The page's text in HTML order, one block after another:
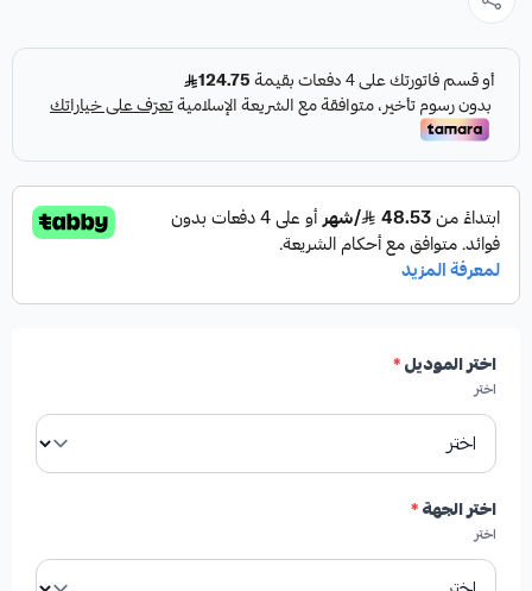
مميزات المنتج:
✓من شركة HIGHROAD AUTO PARTS
✓صناعة أمريكية
✓جودة عالية
الأعطال التي تعالجها هذه القطعة:
اختر الموديل*
اختر
اختر الجهة*
اختر